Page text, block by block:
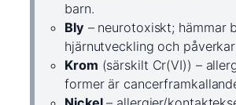
barn.
Bly – neurotoxiskt; hämmar
hjärnutveckling och
Krom (särskilt Cr(VI)) –
former är